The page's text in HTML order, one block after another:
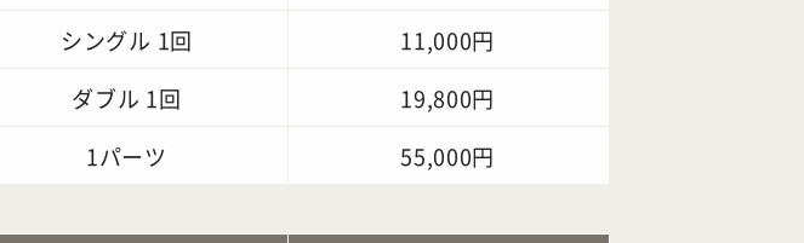
シングル 1回
11,000円
ダブル 1回
19,800円
1パーツ 55,000円